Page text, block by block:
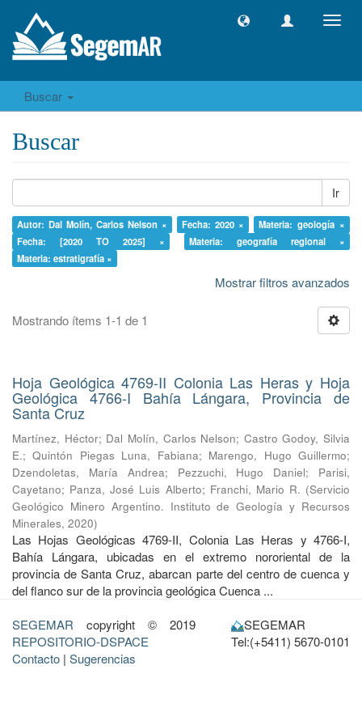
Buscar
Buscar
Ir
Autor: Dal Molín, Carlos Nelson × Fecha: 2020 ×
Materia: geología ×
Fecha: [2020 TO 2025] ×
Materia: geografía regional ×
Materia: estratigrafía ×
Mostrar filtros avanzados
Mostrando ítems 1-1 de 1
Hoja Geológica 4769-II Colonia Las Heras y Hoja
Geológica 4766-I Bahía Lángara, Provincia de
Santa Cruz
Martínez, Héctor; Dal Molín, Carlos Nelson; Castro Godoy, Silvia
E.;Quintón Piegas Luna, Fabiana; Marengo, Hugo Guillermo;
Dzendoletas, María Andrea; Pezzuchi, Hugo Daniel; Parisi,
Cayetano; Panza, José Luis Alberto; Franchi, Mario R. (Servicio
Geológico Minero Argentino. Instituto de Geología y Recursos
Minerales, 2020)
Las Hojas Geológicas 4769-II, Colonia Las Heras y 4766-I,
Bahía Lángara, ubicadas en el extremo nororiental de la
provincia de Santa Cruz, abarcan parte del centro de cuenca y
del flanco sur de la provincia geológica Cuenca ...
SEGEMAR copyright © 2019
REPOSITORIO-DSPACE
Contacto | Sugerencias
SEGEMAR
Tel:(+5411) 5670-0101